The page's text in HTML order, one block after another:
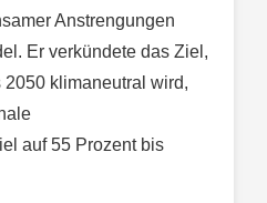
Anstrengungen
Er verkündete das Ziel,
klimaneutral wird,
auf 55 Prozent bis